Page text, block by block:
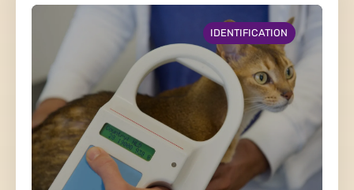
IDENTIFICATION